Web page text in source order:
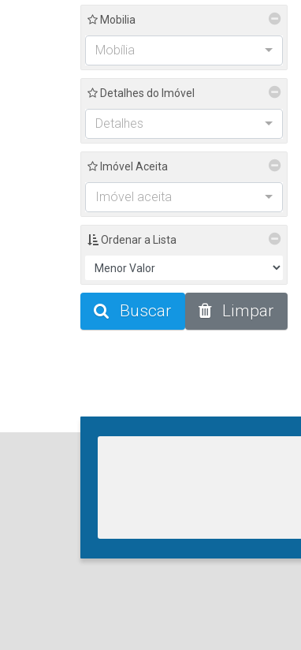
Mobilia
Mobília
Detalhes do Imóvel
Detalhes
Imóvel Aceita
Imóvel aceita
Ordenar a Lista
Buscar Limpar